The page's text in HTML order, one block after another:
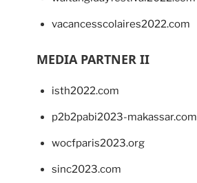
vacancesscolaires2022.com
MEDIA PARTNER II
isth2022.com
p2b2pabi2023-makassar.com
wocfparis2023.org
sinc2023.com